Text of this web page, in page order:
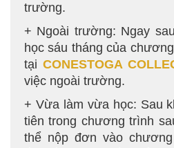
trường.
+ Ngoài trường: Ngay
học sáu tháng của
tạiCONESTOGA
việc ngoài trường.
+ Vừa làm vừa học: Sau
tiên trong chương trình
thể nộp đơn vào